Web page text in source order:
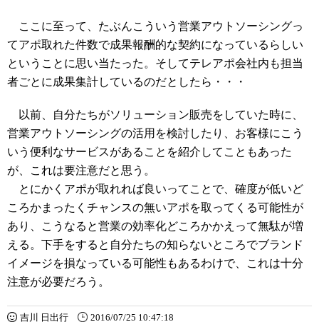
ここに至って、たぶんこういう営業アウトソーシングっ
てアポ取れた件数で成果報酬的な契約になっているらしい
ということに思い当たった。そしてテレアポ会社内も担当
者ごとに成果集計しているのだとしたら・・・
以前、自分たちがソリューション販売をしていた時に、
営業アウトソーシングの活用を検討したり、お客様にこう
いう便利なサービスがあることを紹介してこともあった
が、これは要注意だと思う。
とにかくアポが取れれば良いってことで、確度が低いど
ころかまったくチャンスの無いアポを取ってくる可能性が
あり、こうなると営業の効率化どころかかえって無駄が増
える。下手をすると自分たちの知らないところでブランド
イメージを損なっている可能性もあるわけで、これは十分
注意が必要だろう。
吉川 日出行 2016/07/25 10:47:18